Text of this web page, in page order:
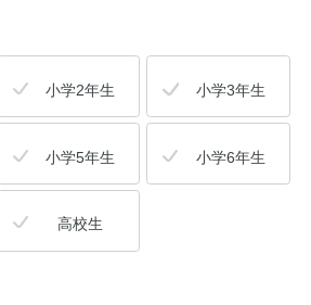
小学2年生 小学3年生
小学5年生 小学6年生
高校生